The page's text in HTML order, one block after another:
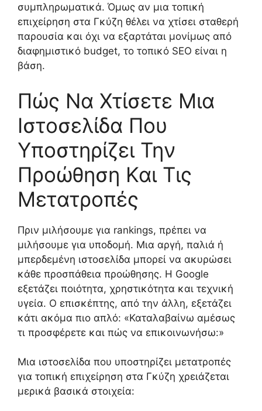
συμπληρωματικά. Όμως αν μια τοπική
επιχείρηση στα Γκύζη θέλει να χτίσει σταθερή
παρουσία και όχι να εξαρτάται μονίμως από
διαφημιστικό budget, το τοπικό SEO είναι η
βάση.
Πώς Να Χτίσετε Μια
Ιστοσελίδα Που
Υποστηρίζει Την
Προώθηση Και Τις
Μετατροπές
Πριν μιλήσουμε για rankings, πρέπει να
μιλήσουμε για υποδομή. Μια αργή, παλιά ή
μπερδεμένη ιστοσελίδα μπορεί να ακυρώσει
κάθε προσπάθεια προώθησης. Η Google
εξετάζει ποιότητα, χρηστικότητα και τεχνική
υγεία. Ο επισκέπτης, από την άλλη, εξετάζει
κάτι ακόμα πιο απλό: «Καταλαβαίνω αμέσως
τι προσφέρετε και πώς να επικοινωνήσω:»
Μια ιστοσελίδα που υποστηρίζει μετατροπές
για τοπική επιχείρηση στα Γκύζη χρειάζεται
μερικά βασικά στοιχεία: